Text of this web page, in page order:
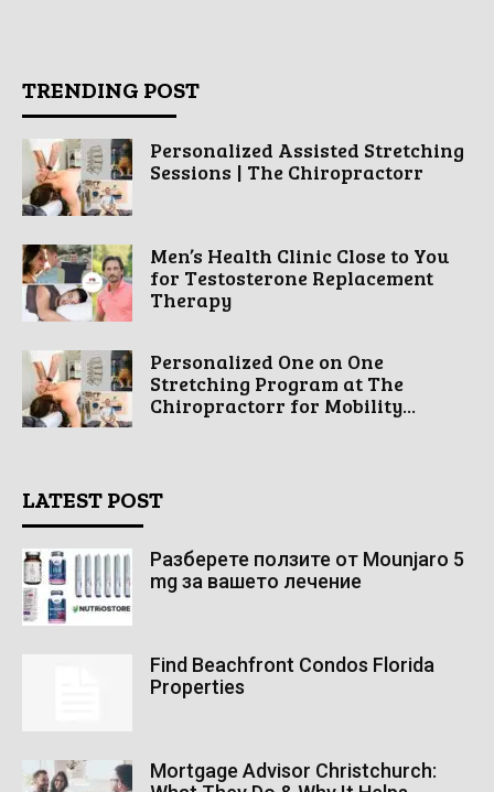
TRENDING POST
Personalized Assisted Stretching
Sessions | The Chiropractorr
Men’s Health Clinic Close to You
for Testosterone Replacement
Therapy
Personalized One on One
Stretching Program at The
Chiropractorr for Mobility...
LATEST POST
Разберете ползите от Mounjaro 5
mg за вашето лечение
Find Beachfront Condos Florida
Properties
Mortgage Advisor Christchurch: